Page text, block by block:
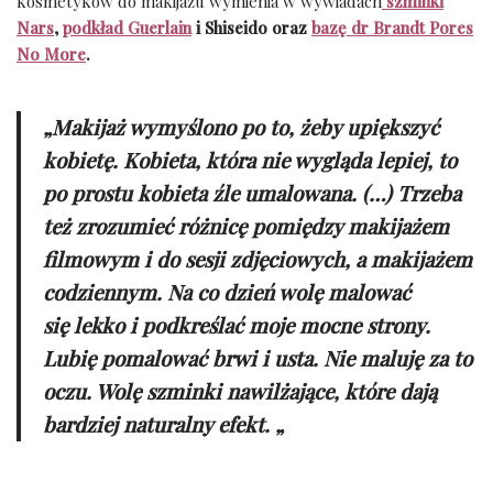
Nars, podkład Guerlaini Shiseido oraz bazę dr Brandt Pores
No More.
„Makijaż wymyślono po to, żeby upiększyć
kobietę. Kobieta, która nie wygląda lepiej, to
po prostu kobieta źle umalowana. (…) Trzeba
też zrozumieć różnicę pomiędzy makijażem
filmowym i do sesji zdjęciowych, a makijażem
codziennym. Na co dzień wolę malować
się lekko i podkreślać moje mocne strony.
Lubię pomalować brwi i usta. Nie maluję za to
oczu. Wolę szminki nawilżające, które dają
bardziej naturalny efekt. „